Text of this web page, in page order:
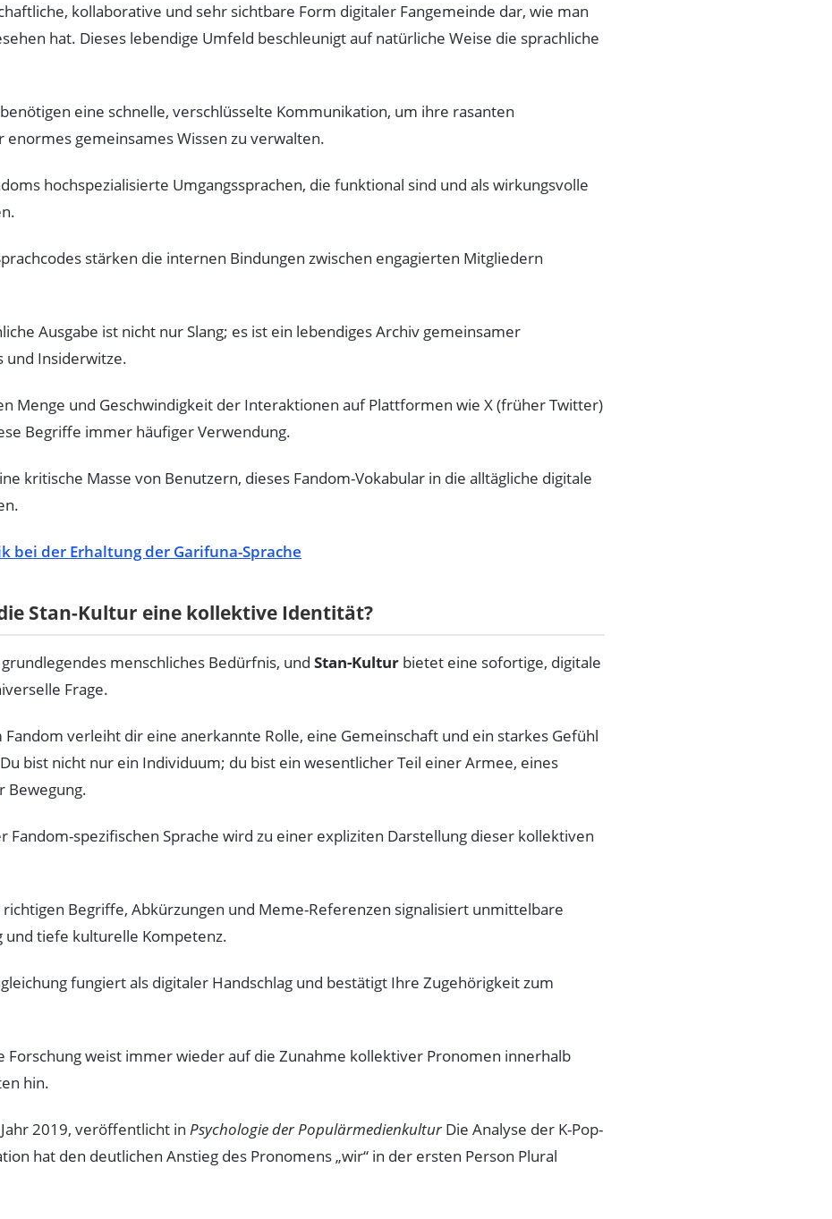
kollaborative und sehr sichtbare Form digitaler Fangemeinde dar, wie man
hat. Dieses lebendige Umfeld beschleunigt auf natürliche Weise die sprachliche
eine schnelle, verschlüsselte Kommunikation, um ihre rasanten
gemeinsames Wissen zu verwalten.
hochspezialisierte Umgangssprachen, die funktional sind und als wirkungsvolle
stärken die internen Bindungen zwischen engagierten Mitgliedern
Ausgabe ist nicht nur Slang; es ist ein lebendiges Archiv gemeinsamer
und Insiderwitze.
Menge und Geschwindigkeit der Interaktionen auf Plattformen wie X (früher Twitter)
Begriffe immer häufiger Verwendung.
kritische Masse von Benutzern, dieses Fandom-Vokabular in die alltägliche digitale
bei der Erhaltung der Garifuna-Sprache
Stan-Kultur eine kollektive Identität?
menschliches Bedürfnis, und Stan-Kultur bietet eine sofortige, digitale
Frage.
verleiht dir eine anerkannte Rolle, eine Gemeinschaft und ein starkes Gefühl
bist nicht nur ein Individuum; du bist ein wesentlicher Teil einer Armee, eines
Bewegung.
Fandom-spezifischen Sprache wird zu einer expliziten Darstellung dieser kollektiven
Begriffe, Abkürzungen und Meme-Referenzen signalisiert unmittelbare
und tiefe kulturelle Kompetenz.
fungiert als digitaler Handschlag und bestätigt Ihre Zugehörigkeit zum
Forschung weist immer wieder auf die Zunahme kollektiver Pronomen innerhalb
hin.
2019, veröffentlicht in Psychologie der PopulärmedienkulturDie Analyse der K-Pop-
hat den deutlichen Anstieg des Pronomens „wir“ in der ersten Person Plural